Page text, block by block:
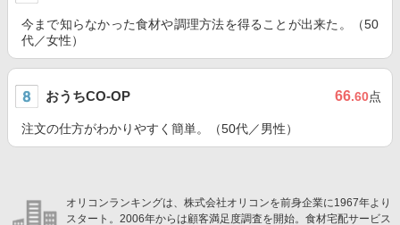
今まで知らなかった食材や調理方法を得ることが出来た。（50
代／女性）
おうちCO-OP 66.60点
注文の仕方がわかりやすく簡単。（50代／男性）
オリコンランキングは、株式会社オリコンを前身企業に1967年より
スタート。2006年からは顧客満足度調査を開始。食材宅配サービス